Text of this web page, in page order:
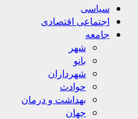
Primary
Menu
سیاسی
اجتماعی اقتصادی
جامعه
شهر
بانو
شهرداران
حوادث
بهداشت و درمان
جهان